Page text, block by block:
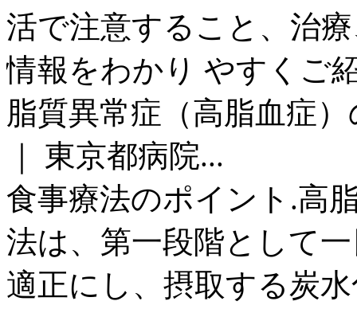
活で注意すること、治
情報をわかり やすくご
脂質異常症（高脂血症
｜ 東京都病院...
食事療法のポイント.高
法は、第一段階として
適正にし、摂取する炭